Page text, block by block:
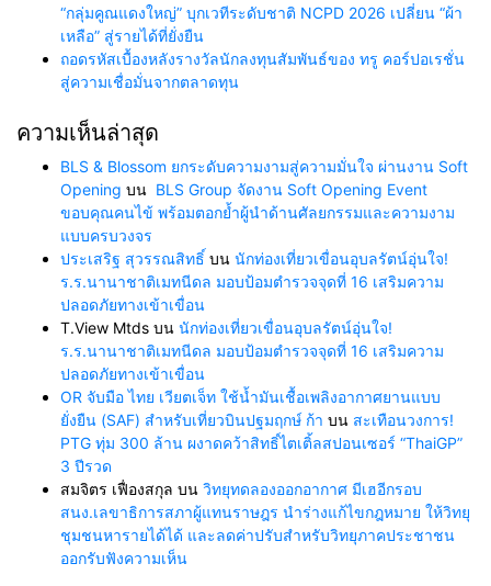
“กลุ่มคูณแดงใหญ่” บุกเวทีระดับชาติ NCPD 2026 เปลี่ยน “ผ้า
เหลือ” สู่รายได้ที่ยั่งยืน
ถอดรหัสเบื้องหลังรางวัลนักลงทุนสัมพันธ์ของ ทรู คอร์ปอเรชั่น
สู่ความเชื่อมั่นจากตลาดทุน
ความเห็นล่าสุด
BLS & Blossom ยกระดับความงามสู่ความมั่นใจ ผ่านงาน Soft
Opening บน BLS Group จัดงาน Soft Opening Event
ขอบคุณคนไข้ พร้อมตอกย้ำผู้นำด้านศัลยกรรมและความงาม
แบบครบวงจร
ประเสริฐ สุวรรณสิทธิ์ บน นักท่องเที่ยวเขื่อนอุบลรัตน์อุ่นใจ!
ร.ร.นานาชาติเมทนีดล มอบป้อมตำรวจจุดที่ 16 เสริมความ
ปลอดภัยทางเข้าเขื่อน
T.View Mtds บน นักท่องเที่ยวเขื่อนอุบลรัตน์อุ่นใจ!
ร.ร.นานาชาติเมทนีดล มอบป้อมตำรวจจุดที่ 16 เสริมความ
ปลอดภัยทางเข้าเขื่อน
OR จับมือ ไทย เวียตเจ็ท ใช้น้ำมันเชื้อเพลิงอากาศยานแบบ
ยั่งยืน (SAF) สำหรับเที่ยวบินปฐมฤกษ์ ก้า บน สะเทือนวงการ!
PTG ทุ่ม 300 ล้าน ผงาดคว้าสิทธิ์ไตเติ้ลสปอนเซอร์ “ThaiGP”
3 ปีรวด
สมจิตร เฟื่องสกุล บน วิทยุทดลองออกอากาศ มีเฮอีกรอบ
สนง.เลขาธิการสภาผู้แทนราษฎร นำร่างแก้ไขกฎหมาย ให้วิทยุ
ชุมชนหารายได้ได้ และลดค่าปรับสำหรับวิทยุภาคประชาชน
ออกรับฟังความเห็น